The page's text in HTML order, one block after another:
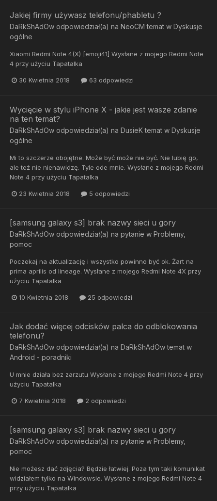
Jakiej firmy używasz telefonu/phabletu ?
DaRkShAdOw odpowiedział(a) na NeoCM temat w Dyskusje
ogólne
Xiaomi Redmi Note 4(X) [emoji41] Wysłane z mojego Redmi Note
4 przy użyciu Tapatalka
30 Kwietnia 2018 63 odpowiedzi
Wycięcie w stylu iPhone X - jakie jest wasze zdanie
na ten temat?
DaRkShAdOw odpowiedział(a) na DusieKtemat w Dyskusje
ogólne
Mi to szczerze obojętne. Może być może nie być. Nie lubię go,
ale też nie nienawidzę. Tyle ode mnie. Wysłane z mojego Redmi
Note 4 przy użyciu Tapatalka
23 Kwietnia 2018 5 odpowiedzi
[samsung galaxy s3] brak nazwy sieci u gory
DaRkShAdOw odpowiedział(a) na pytanie w Problemy,
pomoc
Poczekaj na aktualizację i wszystko powinno być ok. Żart na
prima aprilis od lineage. Wysłane z mojego Redmi Note 4X przy
użyciu Tapatalka
10 Kwietnia 2018 25 odpowiedzi
Jak dodać więcej odcisków palca do odblokowania
telefonu?
DaRkShAdOw odpowiedział(a) na DaRkShAdOwtemat w
Android - poradniki
U mnie działa bez zarzutu Wysłane z mojego Redmi Note 4 przy
użyciu Tapatalka
7 Kwietnia 2018 2 odpowiedzi
[samsung galaxy s3] brak nazwy sieci u gory
DaRkShAdOw odpowiedział(a) na pytanie w Problemy,
pomoc
Nie możesz dać zdjęcia? Będzie łatwiej. Poza tym taki komunikat
widziałem tylko na Windowsie. Wysłane z mojego Redmi Note 4
przy użyciu Tapatalka